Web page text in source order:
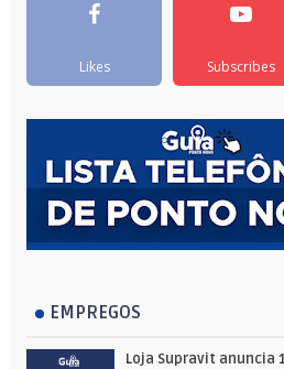
Likes Subscribes
EMPREGOS
Loja Supravit anuncia